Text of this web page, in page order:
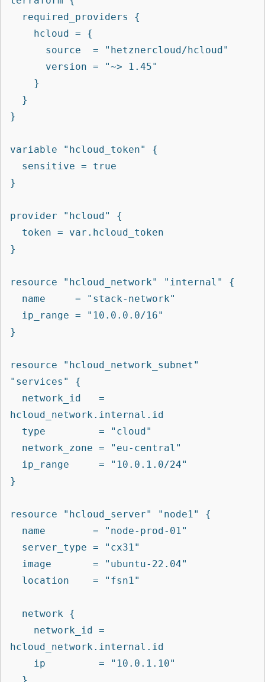
}
variable "hcloud_token" {
}
provider "hcloud" {
}
resource "hcloud_network" "internal" {
}
resource "hcloud_network_subnet"
"services" {
hcloud_network.internal.id
}
resource "hcloud_server" "node1" {
hcloud_network.internal.id